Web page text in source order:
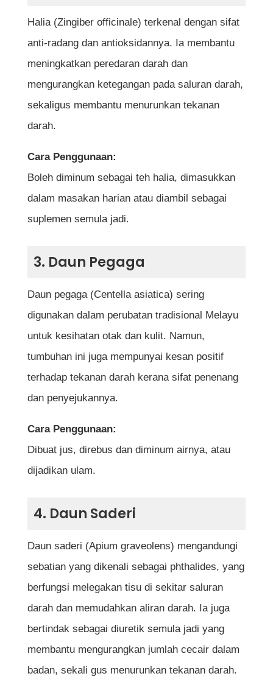
tumbuhan yang disenaraikan?
Di mana boleh mendapatkan tumbuhan-
tumbuhan ini?
Rujukan
Halia (Zingiber officinale) terkenal dengan sifat
anti-radang dan antioksidannya. Ia membantu
meningkatkan peredaran darah dan
mengurangkan ketegangan pada saluran darah,
sekaligus membantu menurunkan tekanan
darah.
Cara Penggunaan:
Boleh diminum sebagai teh halia, dimasukkan
dalam masakan harian atau diambil sebagai
suplemen semula jadi.
3. Daun Pegaga
Daun pegaga (Centella asiatica) sering
digunakan dalam perubatan tradisional Melayu
untuk kesihatan otak dan kulit. Namun,
tumbuhan ini juga mempunyai kesan positif
terhadap tekanan darah kerana sifat penenang
dan penyejukannya.
Cara Penggunaan:
Dibuat jus, direbus dan diminum airnya, atau
dijadikan ulam.
4. Daun Saderi
Daun saderi (Apium graveolens) mengandungi
sebatian yang dikenali sebagai phthalides, yang
berfungsi melegakan tisu di sekitar saluran
darah dan memudahkan aliran darah. Ia juga
bertindak sebagai diuretik semula jadi yang
membantu mengurangkan jumlah cecair dalam
badan, sekali gus menurunkan tekanan darah.